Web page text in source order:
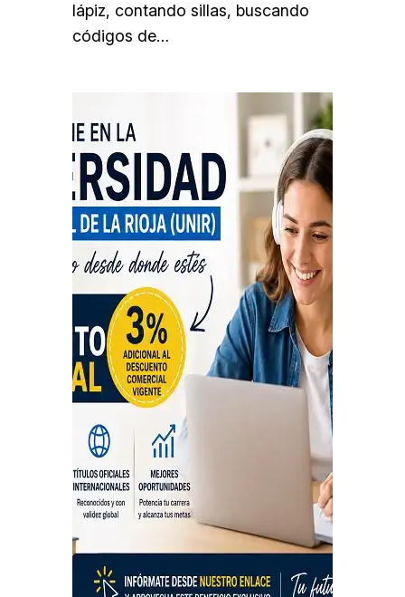
lápiz, contando sillas, buscando
códigos de…